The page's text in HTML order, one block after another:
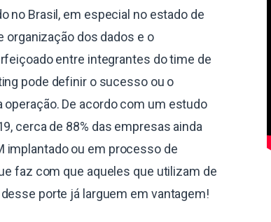
no Brasil, em especial no estado de
organização dos dados e o
entre integrantes do time de
pode definir o sucesso ou o
De acordo com um estudo
cerca de 88% das empresas ainda
implantado ou em processo de
faz com que aqueles que utilizam de
porte já larguem em vantagem!